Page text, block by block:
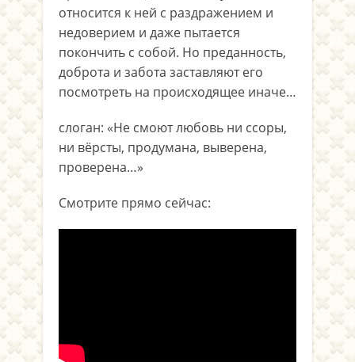
относится к ней с раздражением и
недоверием и даже пытается
покончить с собой. Но преданность,
доброта и забота заставляют его
посмотреть на происходящее иначе…
слоган: «Не смоют любовь ни ссоры,
ни вёрсты, продумана, выверена,
проверена…»
Смотрите прямо сейчас: